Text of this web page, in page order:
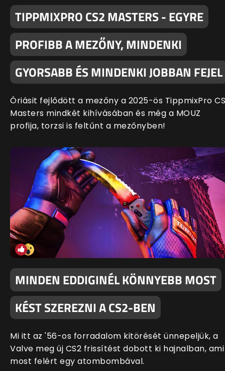
TIPPMIXPRO CS2 MASTERS - EGYRE
PROFIBB A MEZŐNY, MINDENKI
GYORSABB ÉS MINDENKI JOBBAN FEJEL
Óriásit fejlődött a mezőny a 2025-ös TippmixPro
Masters mindkét kihívásában és még a MOUZ
profija, torzsi is feltűnt a mezőnyben!
MINDEN EDDIGINÉL KÖNNYEBB MOST
KÉST SZEREZNI A CS2-BEN
Mi itt az '56-os forradalom kitörését ünnepeljük, a
Valve meg új CS2 frissítést dobott ki hajnalban, ami
most felért egy atombombával.